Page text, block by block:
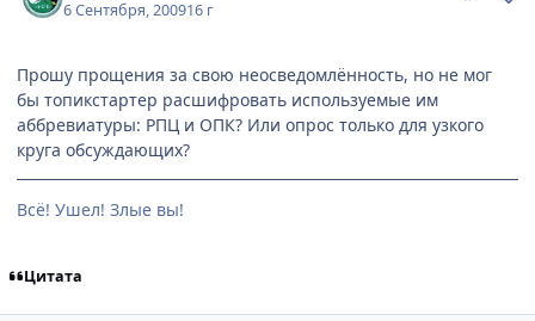
6 Сентября, 200916 г
Прошу прощения за свою неосведомлённость, но не мог
бы топикстартер расшифровать используемые им
аббревиатуры: РПЦ и ОПК? Или опрос только для узкого
круга обсуждающих?
Всё! Ушел! Злые вы!
Цитата